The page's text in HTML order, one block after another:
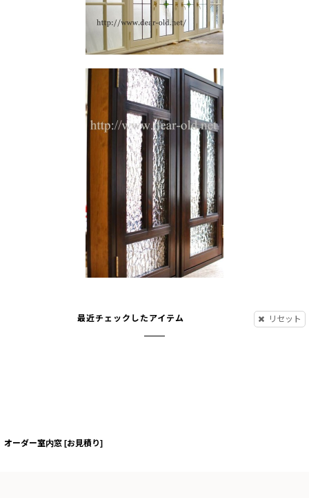
最近チェックしたアイテム リセット
オーダー室内窓 [お見積り]